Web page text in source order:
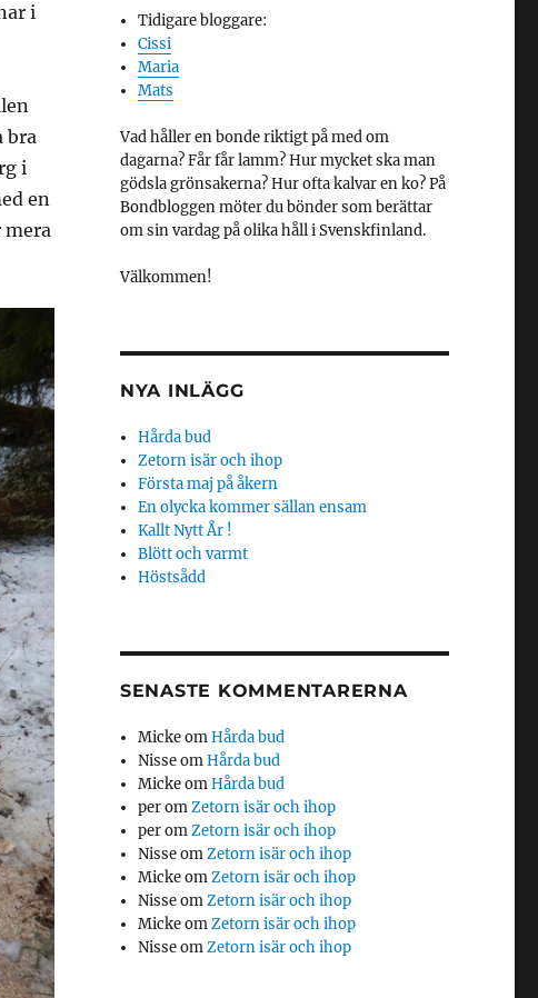
i
bra
i
en
mera
Tidigare bloggare:
Cissi
Maria
Mats
Vad håller en bonde riktigt på med om
dagarna? Får får lamm? Hur mycket ska man
gödsla grönsakerna? Hur ofta kalvar en ko? På
Bondbloggen möter du bönder som berättar
om sin vardag på olika håll i Svenskfinland.
Välkommen!
NYA INLÄGG
Hårda bud
Zetorn isär och ihop
Första maj på åkern
En olycka kommer sällan ensam
Kallt Nytt År !
Blött och varmt
Höstsådd
SENASTE KOMMENTARERNA
MickeomHårda bud
NisseomHårda bud
MickeomHårda bud
peromZetorn isär och ihop
peromZetorn isär och ihop
NisseomZetorn isär och ihop
MickeomZetorn isär och ihop
NisseomZetorn isär och ihop
MickeomZetorn isär och ihop
NisseomZetorn isär och ihop